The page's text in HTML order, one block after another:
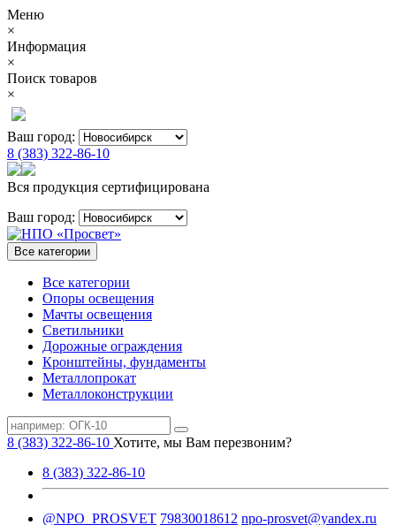
Меню
×
Информация
×
Поиск товаров
×
Ваш город:
8 (383) 322-86-10
Вся продукция сертифицирована
Ваш город:
Все категории
Все категории
Опоры освещения
Мачты освещения
Светильники
Дорожные ограждения
Кронштейны, фундаменты
Металлопрокат
Металлоконструкции
8 (383) 322-86-10 Хотите, мы Вам перезвоним?
8 (383) 322-86-10
@NPO_PROSVET 79830018612 npo-prosvet@yandex.ru